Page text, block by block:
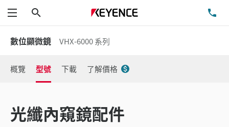
功能表
數位顯微鏡 VHX-6000 系列
概覽 型號 下載 了解價格
光纖內窺鏡配件